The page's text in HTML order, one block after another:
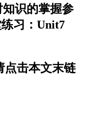
知识的掌握参
习：Unit7
点击本文末链